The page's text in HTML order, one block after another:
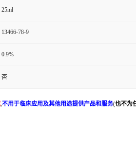
25ml
13466-78-9
0.9%
否
,不用于临床应用及其他用途提供产品和服务(也不为